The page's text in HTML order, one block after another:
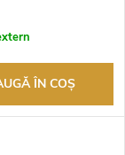
zile pentru
Vânzător
ÎN COŞ